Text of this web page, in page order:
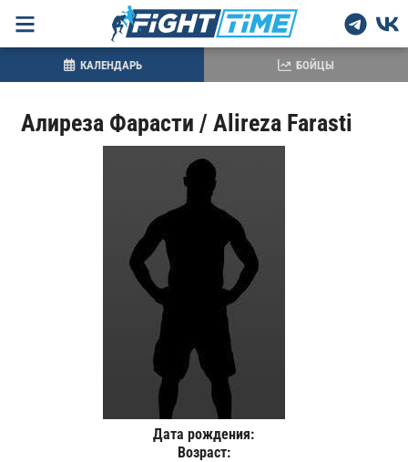
Алиреза Фарасти / Alireza Farasti
Дата рождения:
Возраст:
КАЛЕНДАРЬ БОЙЦЫ